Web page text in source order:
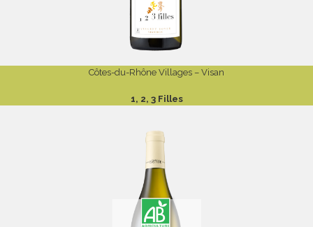
Côtes-du-Rhône Villages – Visan
1, 2, 3 Filles